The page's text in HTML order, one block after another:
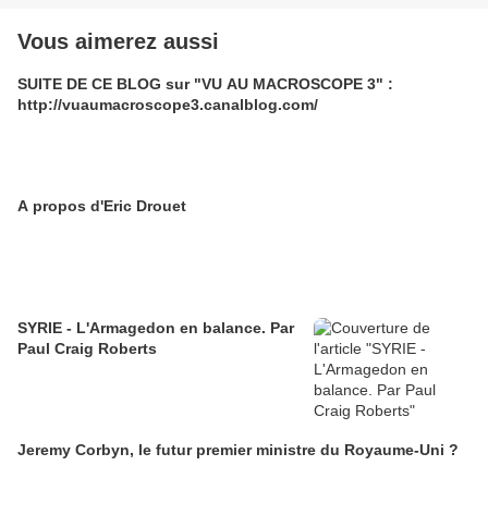
Vous aimerez aussi
SUITE DE CE BLOG sur "VU AU MACROSCOPE 3" :
http://vuaumacroscope3.canalblog.com/
A propos d'Eric Drouet
SYRIE - L'Armagedon en balance. Par
Paul Craig Roberts
Jeremy Corbyn, le futur premier ministre du Royaume-Uni ?